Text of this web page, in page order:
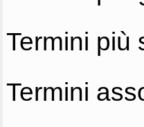
Termini più
Termini